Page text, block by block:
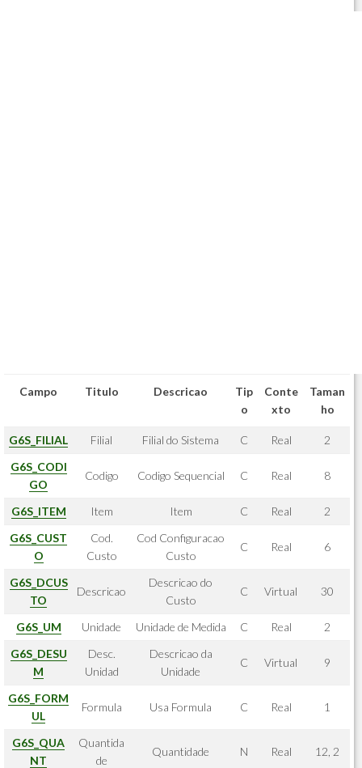
Campo Titulo Descricao
Tip
o
Conte
xto
Taman
ho
G6S_FILIAL Filial Filial do Sistema C Real
2
G6S_CODI
GO
Codigo Codigo Sequencial C Real 8
G6S_ITEM Item Item C Real
2
G6S_CUST
O
Cod.
Custo
Cod Configuracao
Custo
C Real 6
G6S_DCUS
TO
Descricao
Descricao do
Custo
C Virtual 30
G6S_UM Unidade Unidade de Medida C Real
2
G6S_DESU
M
Desc.
Unidad
Descricao da
Unidade
C Virtual 9
G6S_FORM
UL
Formula Usa Formula C Real 1
G6S_QUA
NT
Quantida
de
Quantidade N Real 12, 2